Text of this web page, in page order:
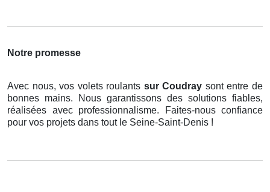
Notre promesse
Avec nous, vos volets roulants sur Coudray sont entre de
bonnes mains. Nous garantissons des solutions fiables,
réalisées avec professionnalisme. Faites-nous confiance
pour vos projets dans tout le Seine-Saint-Denis !